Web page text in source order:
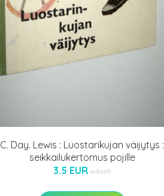
C. Day. Lewis : Luostarikujan väijytys :
seikkailukertomus pojille
3.5 EUR 6 EUR